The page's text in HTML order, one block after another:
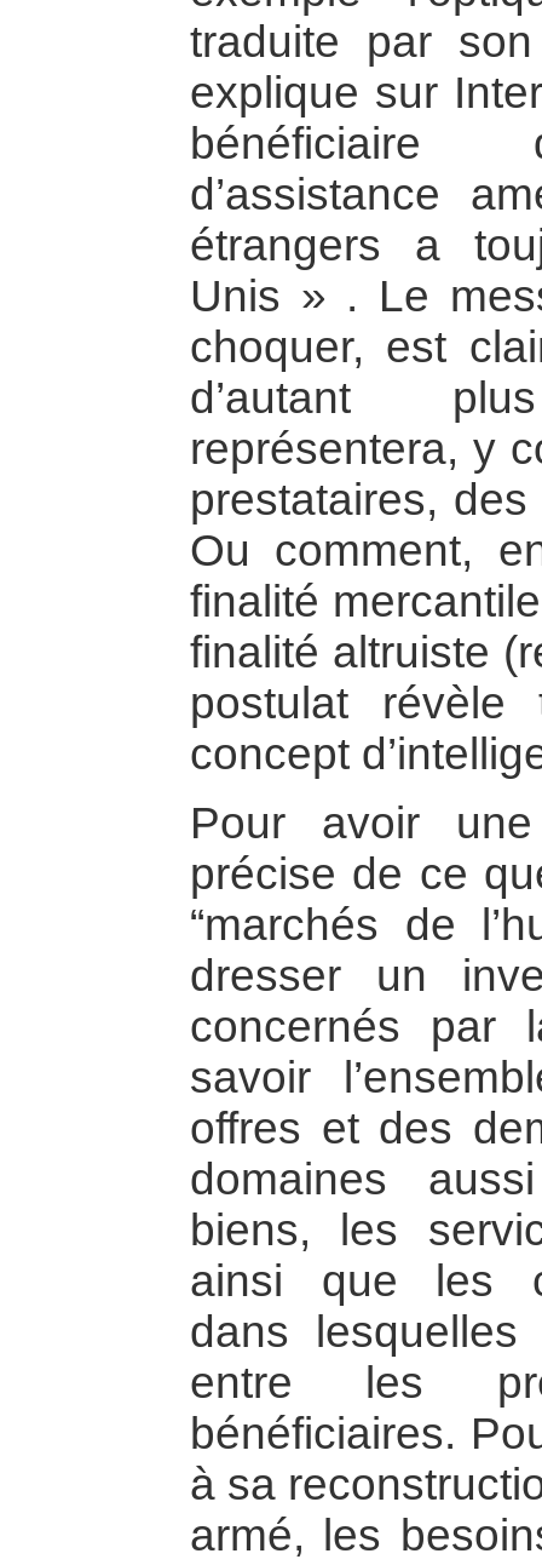
traduite par
explique sur
bénéficiaire
d’assistance
étrangers a
Unis » . Le
choquer, est
d’autant
représentera, y
prestataires,
Ou comment,
finalité
finalité altruiste
postulat révèle
concept
Pour avoir
précise de ce
“marchés de
dresser un
concernés par
savoir
offres et des
domaines
biens, les
ainsi que les
dans
entre les
bénéficiaires.
à sa
armé, les